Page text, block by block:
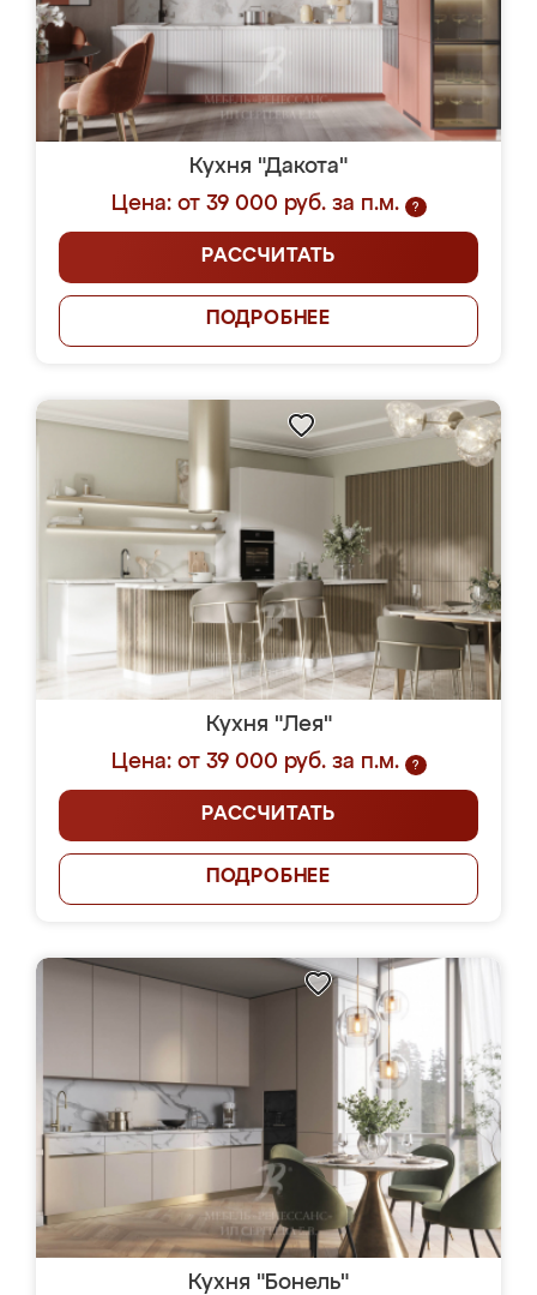
Кухня "Дакота"
Цена: от 39 000 руб. за п.м.
?
РАССЧИТАТЬ
ПОДРОБНЕЕ
Кухня "Лея"
Цена: от 39 000 руб. за п.м.
?
РАССЧИТАТЬ
ПОДРОБНЕЕ
Кухня "Бонель"